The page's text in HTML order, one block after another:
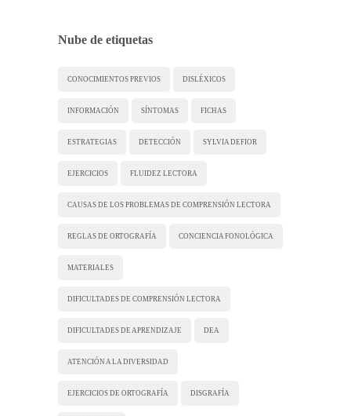
Nube de etiquetas
CONOCIMIENTOS PREVIOS DISLÉXICOS
INFORMACIÓN SÍNTOMAS FICHAS
ESTRATEGIAS DETECCIÓN SYLVIA DEFIOR
EJERCICIOS FLUIDEZ LECTORA
CAUSAS DE LOS PROBLEMAS DE COMPRENSIÓN LECTORA
REGLAS DE ORTOGRAFÍA CONCIENCIA FONOLÓGICA
MATERIALES
DIFICULTADES DE COMPRENSIÓN LECTORA
DIFICULTADES DE APRENDIZAJE DEA
ATENCIÓN A LA DIVERSIDAD
EJERCICIOS DE ORTOGRAFÍA DISGRAFÍA